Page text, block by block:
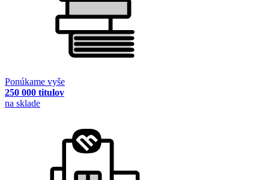
Ponúkame vyše
250 000 titulov
na sklade